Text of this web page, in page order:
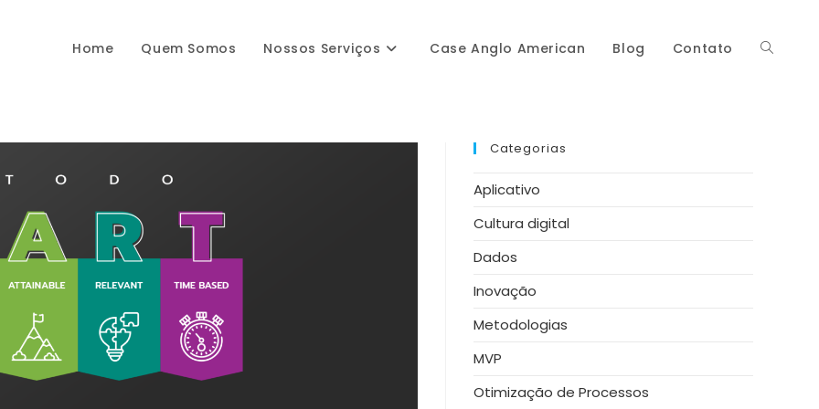
Home Quem Somos Nossos Serviços Case Anglo American Blog Contato Alternar
Categorias
Aplicativo
Cultura digital
Dados
Inovação
Metodologias
MVP
Otimização de Processos